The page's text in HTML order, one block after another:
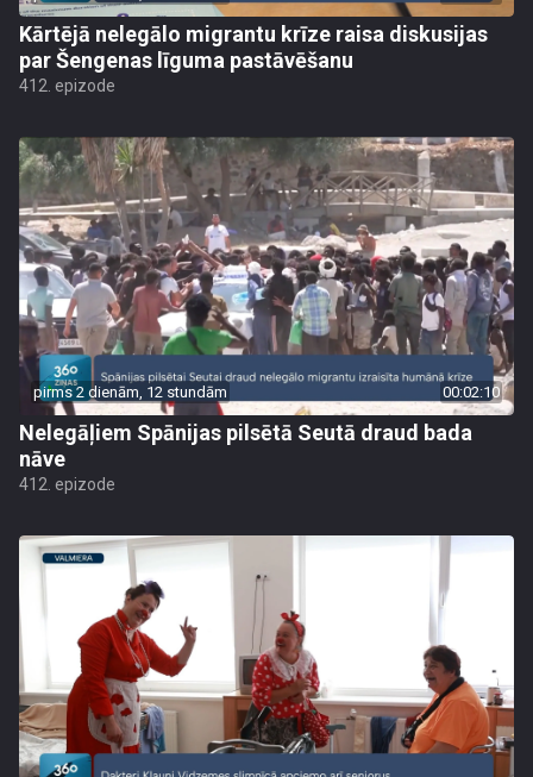
Kārtējā nelegālo migrantu krīze raisa diskusijas
par Šengenas līguma pastāvēšanu
412. epizode
pirms 2 dienām, 12 stundām 00:02:10
Nelegāļiem Spānijas pilsētā Seutā draud bada
nāve
412. epizode